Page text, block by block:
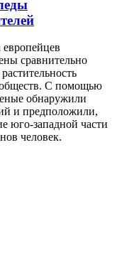
европейцев
сравнительно
обществ. С помощью
обнаружили
и предположили,
юго-западной части
человек.